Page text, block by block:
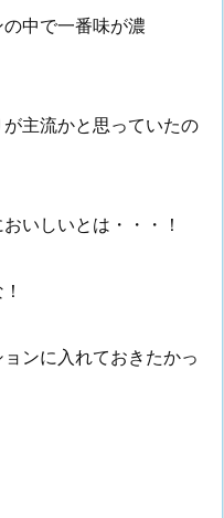
中で一番味が濃
主流かと思っていたの
いしいとは・・・！
ンに入れておきたかっ